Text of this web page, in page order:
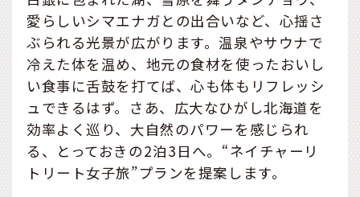
愛らしいシマエナガとの出合いなど、心揺さ
ぶられる光景が広がります。温泉やサウナで
冷えた体を温め、地元の食材を使ったおいし
い食事に舌鼓を打てば、心も体もリフレッシ
ュできるはず。さあ、広大なひがし北海道を
効率よく巡り、大自然のパワーを感じられ
る、とっておきの2泊3日へ。“ネイチャーリ
トリート女子旅”プランを提案します。